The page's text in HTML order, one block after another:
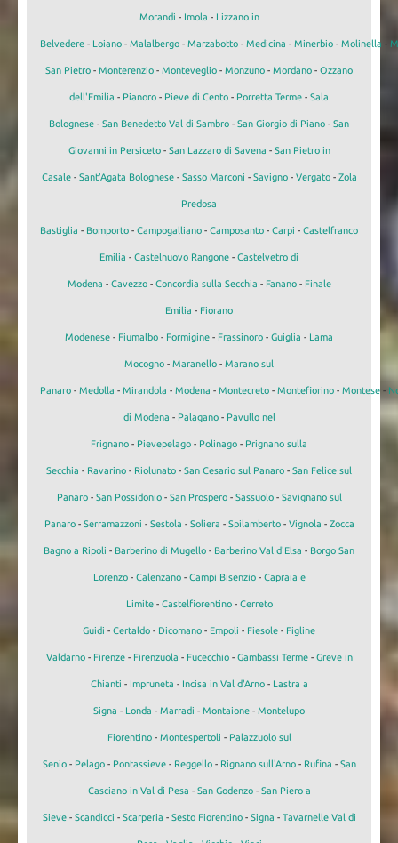
Morandi - Imola - Lizzano in
Belvedere - Loiano - Malalbergo - Marzabotto - Medicina - Minerbio - Molinella -
San Pietro - Monterenzio - Monteveglio - Monzuno - Mordano - Ozzano
dell'Emilia - Pianoro - Pieve di Cento - Porretta Terme - Sala
Bolognese - San Benedetto Val di Sambro - San Giorgio di Piano - San
Giovanni in Persiceto- San Lazzaro di Savena - San Pietro in
Casale- Sant'Agata Bolognese- Sasso Marconi - Savigno- Vergato- Zola
Predosa
Bastiglia - Bomporto - Campogalliano - Camposanto - Carpi - Castelfranco
Emilia - Castelnuovo Rangone - Castelvetro di
Modena - Cavezzo- Concordia sulla Secchia - Fanano- Finale
Emilia - Fiorano
Modenese - Fiumalbo - Formigine - Frassinoro - Guiglia - Lama
Mocogno - Maranello - Marano sul
Panaro - Medolla - Mirandola - Modena - Montecreto - Montefiorino - Montese -
di Modena - Palagano- Pavullo nel
Frignano - Pievepelago - Polinago - Prignano sulla
Secchia - Ravarino - Riolunato - San Cesario sul Panaro - San Felice sul
Panaro- San Possidonio- San Prospero- Sassuolo- Savignano sul
Panaro- Serramazzoni - Sestola - Soliera - Spilamberto- Vignola - Zocca
Bagno a Ripoli - Barberino di Mugello - Barberino Val d'Elsa - Borgo San
Lorenzo- Calenzano- Campi Bisenzio- Capraia e
Limite- Castelfiorentino- Cerreto
Guidi - Certaldo - Dicomano - Empoli - Fiesole - Figline
Valdarno- Firenze- Firenzuola - Fucecchio- Gambassi Terme- Greve in
Chianti - Impruneta - Incisa in Val d'Arno- Lastra a
Signa - Londa - Marradi - Montaione - Montelupo
Fiorentino- Montespertoli - Palazzuolo sul
Senio- Pelago- Pontassieve- Reggello- Rignano sull'Arno- Rufina - San
Casciano in Val di Pesa - San Godenzo- San Piero a
Sieve- Scandicci - Scarperia - Sesto Fiorentino- Signa - Tavarnelle Val di